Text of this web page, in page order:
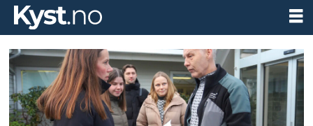
Tag:
ølve